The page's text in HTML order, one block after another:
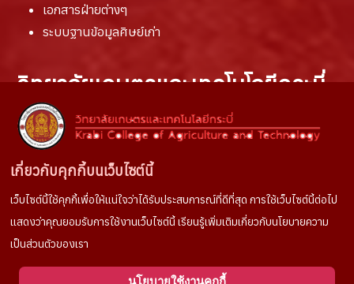
เกี่ยวกับคุกกี้บนเว็บไซต์นี้
เว็บไซต์นี้ใช้คุกกี้เพื่อให้แน่ใจว่าได้รับประสบการณ์ที่ดีที่สุด การใช้เว็บไซต์นี้ต่อไป
แสดงว่าคุณยอมรับการใช้งานเว็บไซต์นี้ เรียนรู้เพิ่มเติมเกี่ยวกับนโยบายความ
เป็นส่วนตัวของเรา
นโยบายใช้งานคุกกี้
เอกสารฝ่ายต่างๆ
ระบบฐานข้อมูลศิษย์เก่า
วิทยาลัยเกษตรและเทคโนโลยีกระบี่
สถานที่ติดต่อ :
100 หมู่ที่ 6 ตำบลห้วยยูง
อำเภอเหนือคลอง จังหวัดกระบี่
ช่องทางการติดต่อ :
Tel. 075666022
Facebook: งานประชาสัมพันธ์วษท.กระบี่